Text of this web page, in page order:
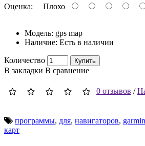
Оценка: Плохо
Модель: gps map
Наличие: Есть в наличии
Количество Купить
В закладки В сравнение
0 отзывов /
программы, для, навигаторов, garmin
карт